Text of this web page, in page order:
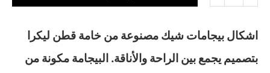
اشكال بيجامات شيك مصنوعة من خامة قطن ليكرا
بتصميم يجمع بين الراحة والأناقة. البيجامة مكونة من